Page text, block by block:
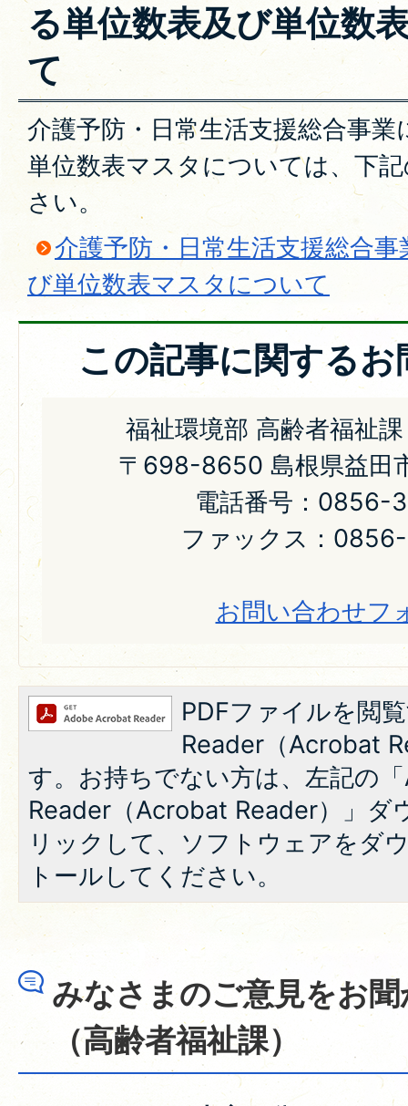
る単位数表及び単位数
て
介護予防・日常生活支援総合事
単位数表マスタについては、下
さい。
介護予防・日常生活支援総合
び単位数表マスタについて
この記事に関する
福祉環境部 高齢者福祉
〒698-8650 島根県益田
電話番号：0856-
ファックス：
お問い合わせフ
PDFファイルを閲
Reader（Acrobat
す。お持ちでない方は、左記の
Reader（Acrobat Reader）」ダ
リックして、ソフトウェアをダ
トールしてください。
みなさまのご意見をお
（高齢者福祉課）